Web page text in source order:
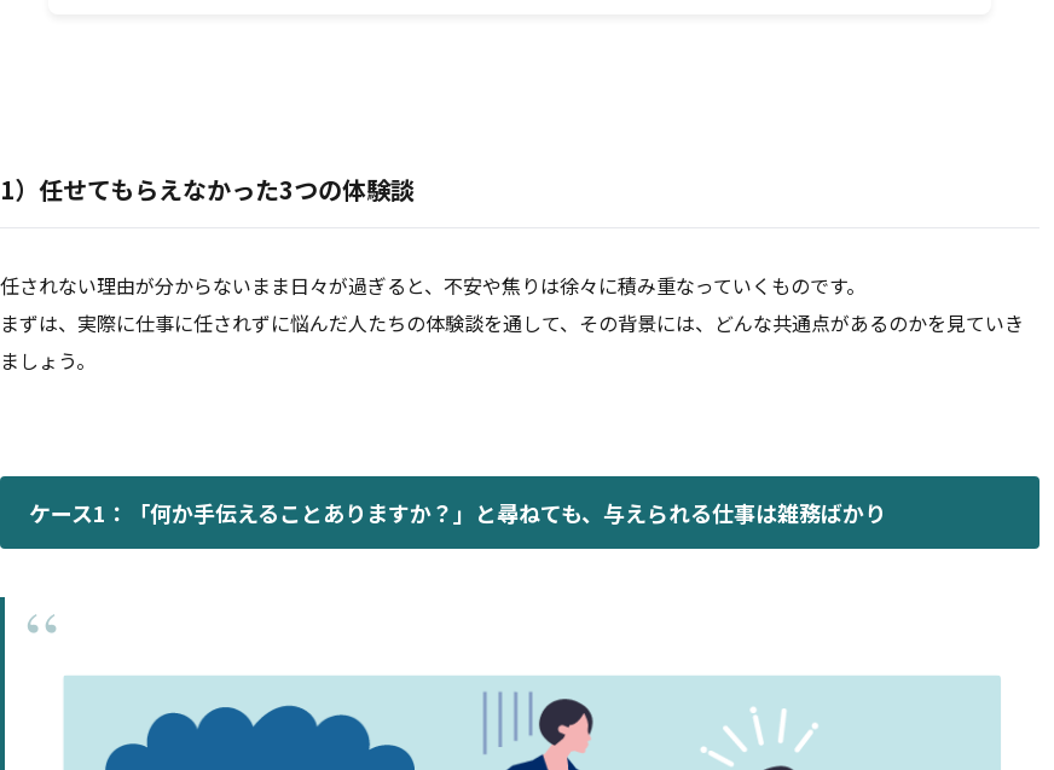
1）任せてもらえなかった3つの体験談
任されない理由が分からないまま日々が過ぎると、不安や焦りは徐々に積み重なっていくものです。
まずは、実際に仕事に任されずに悩んだ人たちの体験談を通して、その背景には、どんな共通点があるのかを見ていき
ましょう。
ケース1：「何か手伝えることありますか？」と尋ねても、与えられる仕事は雑務ばかり